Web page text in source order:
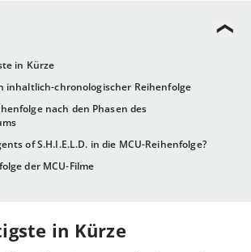
in Kürze
inhaltlich-chronologischer Reihenfolge
nach den Phasen des
of S.H.I.E.L.D. in die MCU-Reihenfolge?
der MCU-Filme
in Kürze